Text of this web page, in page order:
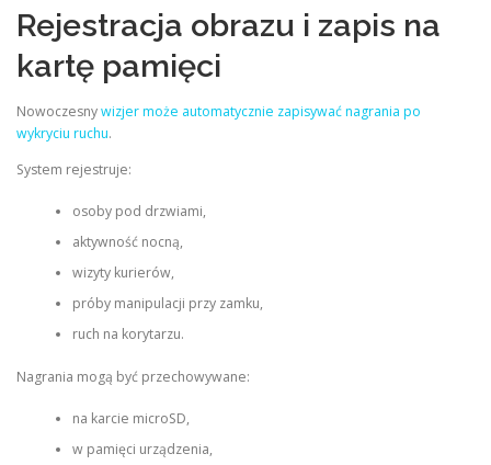
Rejestracja obrazu i zapis na
kartę pamięci
Nowoczesnywizjer może automatycznie zapisywać nagrania po
wykryciu ruchu.
System rejestruje:
osoby pod drzwiami,
aktywność nocną,
wizyty kurierów,
próby manipulacji przy zamku,
ruch na korytarzu.
Nagrania mogą być przechowywane:
na karcie microSD,
w pamięci urządzenia,